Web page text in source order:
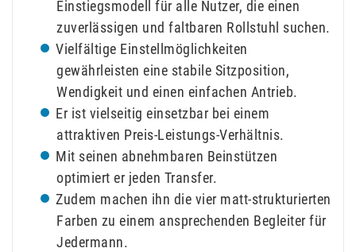
Einstiegsmodell für alle Nutzer, die einen
zuverlässigen und faltbaren Rollstuhl suchen.
Vielfältige Einstellmöglichkeiten
gewährleisten eine stabile Sitzposition,
Wendigkeit und einen einfachen Antrieb.
Er ist vielseitig einsetzbar bei einem
attraktiven Preis-Leistungs-Verhältnis.
Mit seinen abnehmbaren Beinstützen
optimiert er jeden Transfer.
Zudem machen ihn die vier matt-strukturierten
Farben zu einem ansprechenden Begleiter für
Jedermann.